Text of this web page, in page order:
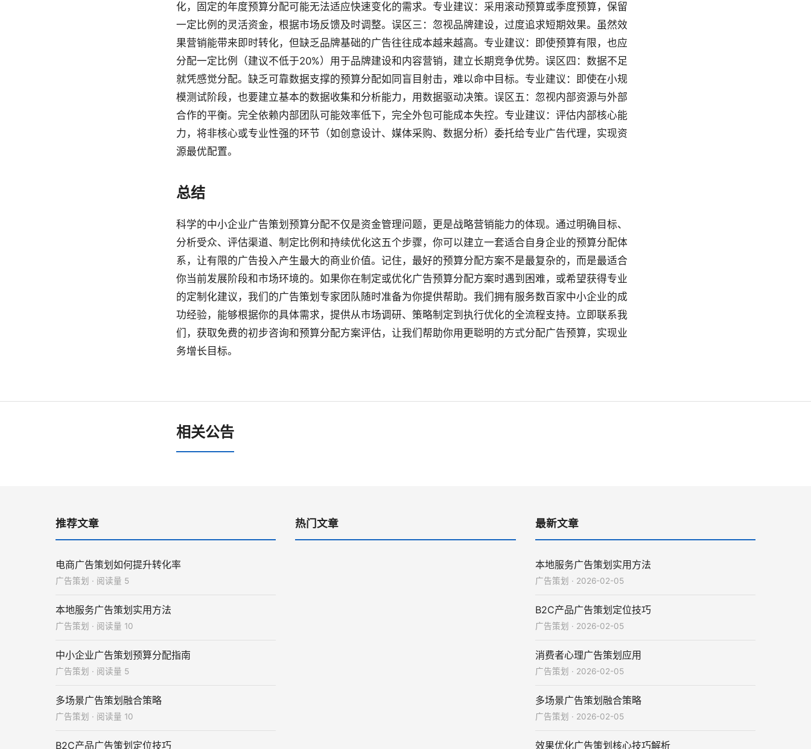
化，固定的年度预算分配可能无法适应快速变化的需求。专业建议：采用滚动预算或季度预算，保留
一定比例的灵活资金，根据市场反馈及时调整。误区三：忽视品牌建设，过度追求短期效果。虽然效
果营销能带来即时转化，但缺乏品牌基础的广告往往成本越来越高。专业建议：即使预算有限，也应
分配一定比例（建议不低于20%）用于品牌建设和内容营销，建立长期竞争优势。误区四：数据不足
就凭感觉分配。缺乏可靠数据支撑的预算分配如同盲目射击，难以命中目标。专业建议：即使在小规
模测试阶段，也要建立基本的数据收集和分析能力，用数据驱动决策。误区五：忽视内部资源与外部
合作的平衡。完全依赖内部团队可能效率低下，完全外包可能成本失控。专业建议：评估内部核心能
力，将非核心或专业性强的环节（如创意设计、媒体采购、数据分析）委托给专业广告代理，实现资
源最优配置。
总结
科学的中小企业广告策划预算分配不仅是资金管理问题，更是战略营销能力的体现。通过明确目标、
分析受众、评估渠道、制定比例和持续优化这五个步骤，你可以建立一套适合自身企业的预算分配体
系，让有限的广告投入产生最大的商业价值。记住，最好的预算分配方案不是最复杂的，而是最适合
你当前发展阶段和市场环境的。如果你在制定或优化广告预算分配方案时遇到困难，或希望获得专业
的定制化建议，我们的广告策划专家团队随时准备为你提供帮助。我们拥有服务数百家中小企业的成
功经验，能够根据你的具体需求，提供从市场调研、策略制定到执行优化的全流程支持。立即联系我
们，获取免费的初步咨询和预算分配方案评估，让我们帮助你用更聪明的方式分配广告预算，实现业
务增长目标。
相关公告
推荐文章
电商广告策划如何提升转化率
广告策划 · 阅读量 5
本地服务广告策划实用方法
广告策划 · 阅读量 10
中小企业广告策划预算分配指南
广告策划 · 阅读量 5
多场景广告策划融合策略
广告策划 · 阅读量 10
B2C产品广告策划定位技巧
热门文章 最新文章
本地服务广告策划实用方法
广告策划 · 2026-02-05
B2C产品广告策划定位技巧
广告策划 · 2026-02-05
消费者心理广告策划应用
广告策划 · 2026-02-05
多场景广告策划融合策略
广告策划 · 2026-02-05
效果优化广告策划核心技巧解析